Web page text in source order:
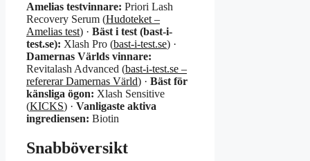
Amelias testvinnare: Priori Lash
Recovery Serum (Hudoteket –
Amelias test) · Bäst i test (bast-i-
test.se): Xlash Pro (bast-i-test.se) ·
Damernas Världs vinnare:
Revitalash Advanced (bast-i-test.se –
refererar Damernas Värld) · Bäst för
känsliga ögon: Xlash Sensitive
(KICKS) · Vanligaste aktiva
ingrediensen: Biotin
Snabböversikt